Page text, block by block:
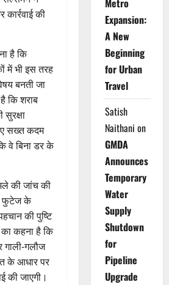
की
है कि
में भी इस तरह
बनती जा
कि शराब
सुरक्षा
सख्त कदम
वे बिना डर के
की जांच की
फुटेज के
की पुष्टि
कहना है कि
गाली-गलौज
के आधार पर
की जाएगी।
Metro
Expansion:
A New
Beginning
for Urban
Travel
Satish
Naithani on
GMDA
Announces
Temporary
Water
Supply
Shutdown
for
Pipeline
Upgrade